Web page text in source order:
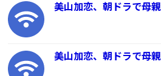
美山加恋、朝ドラで母
美山加恋、朝ドラで母